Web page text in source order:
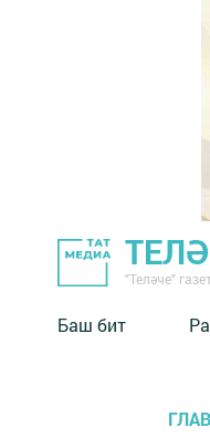
"Теләче"
Баш бит